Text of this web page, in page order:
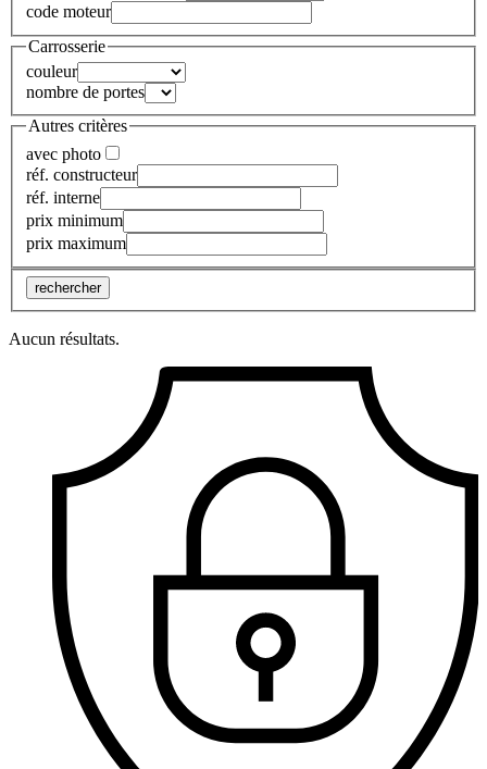
code moteur
Carrosserie
couleur
nombre de portes
Autres critères
avec photo
réf. constructeur
réf. interne
prix minimum
prix maximum
rechercher
Aucun résultats.